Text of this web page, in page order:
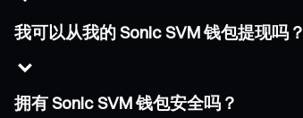
我可以从我的 Sonic SVM 钱包提现吗？
拥有 Sonic SVM 钱包安全吗？